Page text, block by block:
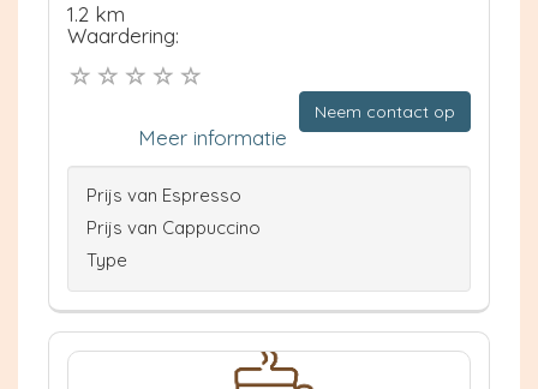
1.2 km
Waardering:
Neem contact op
Meer informatie
Prijs van Espresso
Prijs van Cappuccino
Type